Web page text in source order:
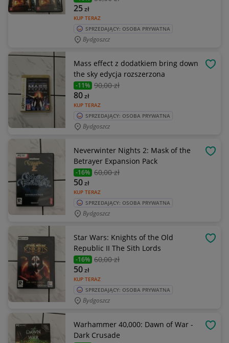
KUP TERAZ
25zł
SPRZEDAJĄCY: OSOBA PRYWATNA
Bydgoszcz
Mass effect z dodatkiem bring down
the sky edycja rozszerzona
-11% 90,00 zł
KUP TERAZ
80zł
SPRZEDAJĄCY: OSOBA PRYWATNA
Bydgoszcz
Neverwinter Nights 2: Mask of the
Betrayer Expansion Pack
-16% 60,00 zł
KUP TERAZ
50zł
SPRZEDAJĄCY: OSOBA PRYWATNA
Bydgoszcz
Star Wars: Knights of the Old
Republic II The Sith Lords
-16% 60,00 zł
KUP TERAZ
50zł
SPRZEDAJĄCY: OSOBA PRYWATNA
Bydgoszcz
Warhammer 40,000: Dawn of War -
Dark Crusade